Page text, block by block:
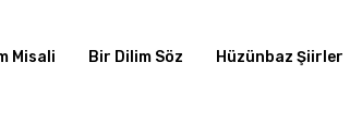
Misali Bir Dilim Söz Hüzünbaz Şiirler